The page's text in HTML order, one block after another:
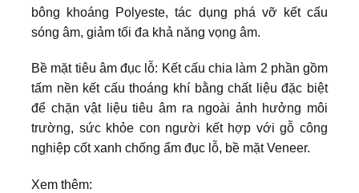
bông khoáng Polyeste, tác dụng phá vỡ kết cấu
sóng âm, giảm tối đa khả năng vọng âm.
Bề mặt tiêu âm đục lỗ: Kết cấu chia làm 2 phần gồm
tấm nền kết cấu thoáng khí bằng chất liệu đặc biệt
để chặn vật liệu tiêu âm ra ngoài ảnh hưởng môi
trường, sức khỏe con người kết hợp với gỗ công
nghiệp cốt xanh chống ẩm đục lỗ, bề mặt Veneer.
Xem thêm: